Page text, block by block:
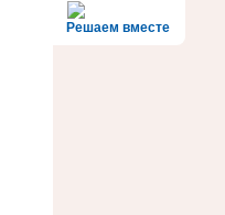
Решаем вместе